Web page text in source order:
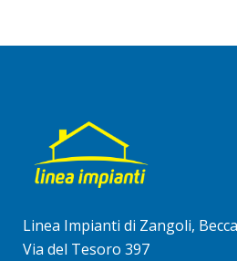
Linea Impianti di Zangoli,
Via del Tesoro 397